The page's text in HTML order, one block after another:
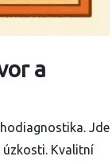
a
. Jde
Kvalitní